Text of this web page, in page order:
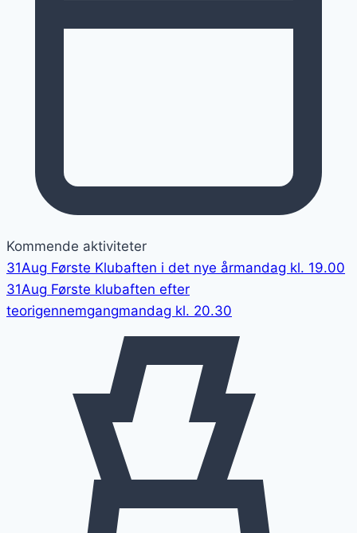
Kommende aktiviteter
31Aug Første Klubaften i det nye årmandag kl. 19.00
31Aug Første klubaften efter
teorigennemgangmandag kl. 20.30